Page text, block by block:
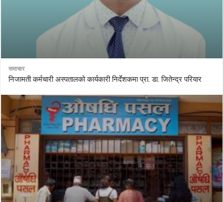
समाचार
निजामती कर्मचारी अस्पतालको कार्यकारी निर्देशकमा प्रा. डा. जितेन्द्र परियार